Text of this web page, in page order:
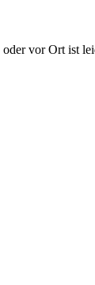
vor Ort ist